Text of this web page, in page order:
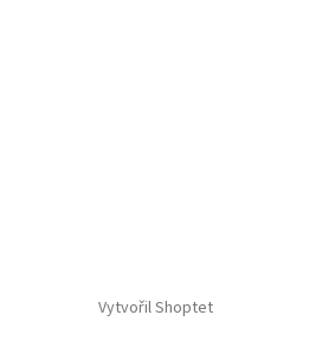
Vytvořil Shoptet